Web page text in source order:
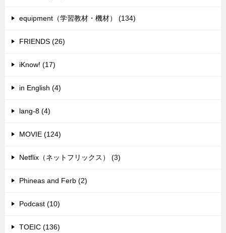
equipment（学習教材・機材） (134)
FRIENDS (26)
iKnow! (17)
in English (4)
lang-8 (4)
MOVIE (124)
Netflix（ネットフリックス） (3)
Phineas and Ferb (2)
Podcast (10)
TOEIC (136)